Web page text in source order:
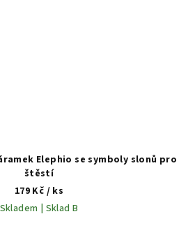
Elephio se symboly slonů pro
štěstí
179 Kč / ks
Skladem | Sklad B